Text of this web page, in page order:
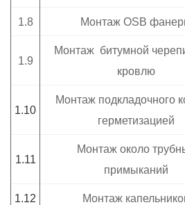
1.8 Монтаж OSB
1.9
Монтаж битумной
кровлю
1.10
Монтаж подкладочного
герметизацией
1.11
Монтаж около
примыканий
1.12 Монтаж